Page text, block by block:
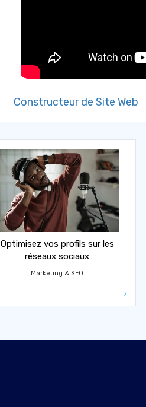
Constructeur de Site Web
Optimisez vos profils sur les
réseaux sociaux
Marketing & SEO